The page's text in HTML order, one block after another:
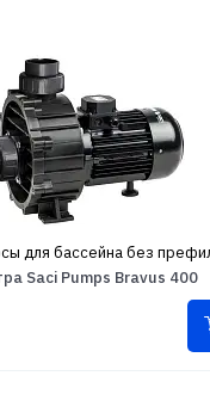
для бассейна без
Saci Pumps Bravus 400